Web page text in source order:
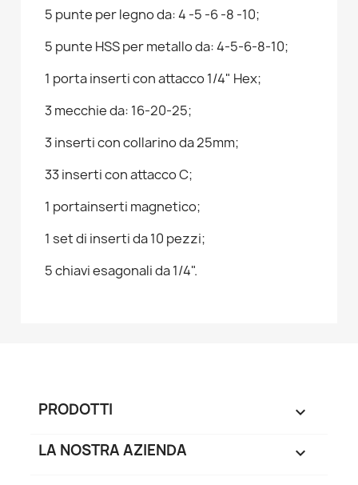
5 punte per legno da: 4 -5 -6 -8 -10;
5 punte HSS per metallo da: 4-5-6-8-10;
1 porta inserti con attacco 1/4" Hex;
3 mecchie da: 16-20-25;
3 inserti con collarino da 25mm;
33 inserti con attacco C;
1 portainserti magnetico;
1 set di inserti da 10 pezzi;
5 chiavi esagonali da 1/4".
PRODOTTI 
LA NOSTRA AZIENDA 